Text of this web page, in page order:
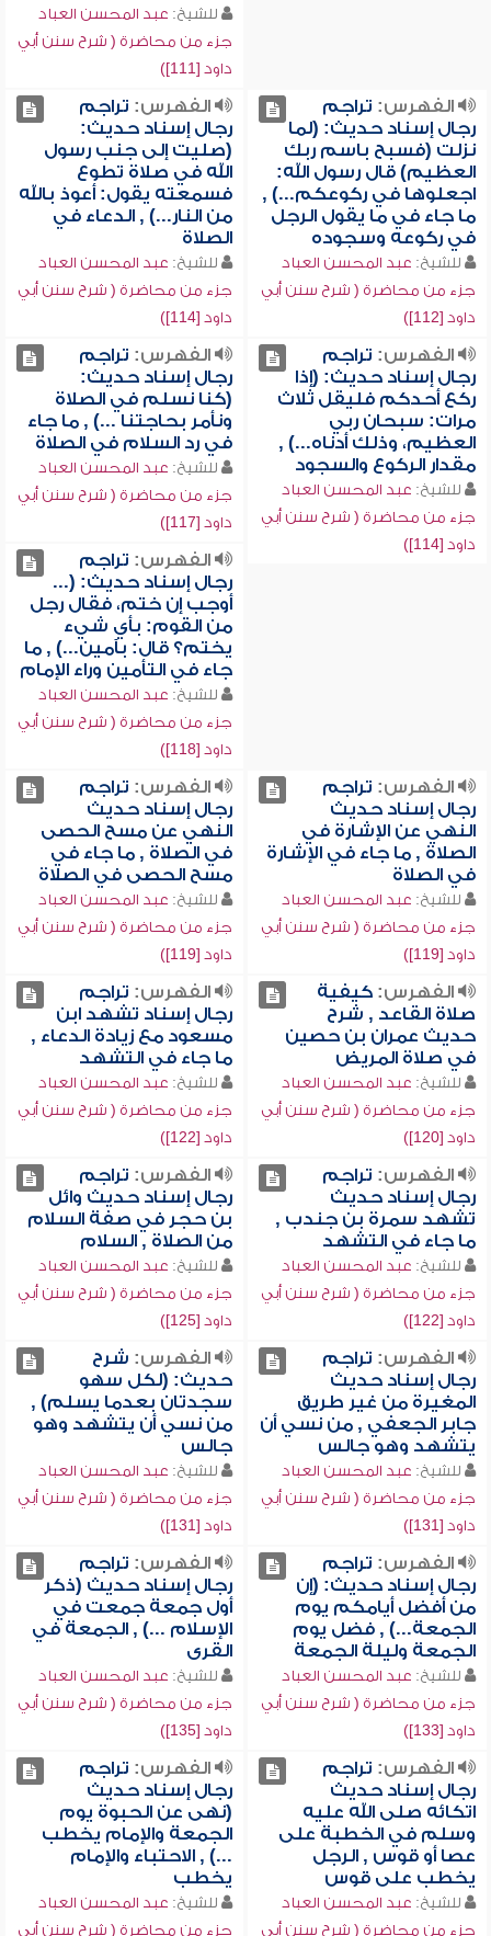
للشيخ: عبد المحسن العباد
جزء من محاضرة ( شرح سنن أبي
داود [111])
الفهرس: تراجم
رجال إسناد حديث: (لما
نزلت (فسبح باسم ربك
العظيم) قال رسول الله:
اجعلوها في ركوعكم...) ,
ما جاء في ما يقول الرجل
في ركوعه وسجوده
للشيخ: عبد المحسن العباد
جزء من محاضرة ( شرح سنن أبي
داود [112])
الفهرس: تراجم
رجال إسناد حديث:
(صليت إلى جنب رسول
الله في صلاة تطوع
فسمعته يقول: أعوذ بالله
من النار...) , الدعاء في
الصلاة
للشيخ: عبد المحسن العباد
جزء من محاضرة ( شرح سنن أبي
داود [114])
الفهرس: تراجم
رجال إسناد حديث: (إذا
ركع أحدكم فليقل ثلاث
مرات: سبحان ربي
العظيم، وذلك أدناه...) ,
مقدار الركوع والسجود
للشيخ: عبد المحسن العباد
جزء من محاضرة ( شرح سنن أبي
داود [114])
الفهرس: تراجم
رجال إسناد حديث:
(كنا نسلم في الصلاة
ونأمر بحاجتنا ...) , ما جاء
في رد السلام في الصلاة
للشيخ: عبد المحسن العباد
جزء من محاضرة ( شرح سنن أبي
داود [117])
الفهرس: تراجم
رجال إسناد حديث: (...
أوجب إن ختم، فقال رجل
من القوم: بأي شيء
يختم؟ قال: بآمين...) , ما
جاء في التأمين وراء الإمام
للشيخ: عبد المحسن العباد
جزء من محاضرة ( شرح سنن أبي
داود [118])
الفهرس: تراجم
رجال إسناد حديث
النهي عن الإشارة في
الصلاة , ما جاء في الإشارة
في الصلاة
للشيخ: عبد المحسن العباد
جزء من محاضرة ( شرح سنن أبي
داود [119])
الفهرس: تراجم
رجال إسناد حديث
النهي عن مسح الحصى
في الصلاة , ما جاء في
مسح الحصى في الصلاة
للشيخ: عبد المحسن العباد
جزء من محاضرة ( شرح سنن أبي
داود [119])
الفهرس:كيفية
صلاة القاعد , شرح
حديث عمران بن حصين
في صلاة المريض
للشيخ: عبد المحسن العباد
جزء من محاضرة ( شرح سنن أبي
داود [120])
الفهرس: تراجم
رجال إسناد تشهد ابن
مسعود مع زيادة الدعاء ,
ما جاء في التشهد
للشيخ: عبد المحسن العباد
جزء من محاضرة ( شرح سنن أبي
داود [122])
الفهرس: تراجم
رجال إسناد حديث
تشهد سمرة بن جندب ,
ما جاء في التشهد
للشيخ: عبد المحسن العباد
جزء من محاضرة ( شرح سنن أبي
داود [122])
الفهرس: تراجم
رجال إسناد حديث وائل
بن حجر في صفة السلام
من الصلاة , السلام
للشيخ: عبد المحسن العباد
جزء من محاضرة ( شرح سنن أبي
داود [125])
الفهرس: تراجم
رجال إسناد حديث
المغيرة من غير طريق
جابر الجعفي , من نسي أن
يتشهد وهو جالس
للشيخ: عبد المحسن العباد
جزء من محاضرة ( شرح سنن أبي
داود [131])
الفهرس: شرح
حديث: (لكل سهو
سجدتان بعدما يسلم) ,
من نسي أن يتشهد وهو
جالس
للشيخ: عبد المحسن العباد
جزء من محاضرة ( شرح سنن أبي
داود [131])
الفهرس: تراجم
رجال إسناد حديث: (إن
من أفضل أيامكم يوم
الجمعة...) , فضل يوم
الجمعة وليلة الجمعة
للشيخ: عبد المحسن العباد
جزء من محاضرة ( شرح سنن أبي
داود [133])
الفهرس: تراجم
رجال إسناد حديث (ذكر
أول جمعة جمعت في
الإسلام ...) , الجمعة في
القرى
للشيخ: عبد المحسن العباد
جزء من محاضرة ( شرح سنن أبي
داود [135])
الفهرس: تراجم
رجال إسناد حديث
اتكائه صلى الله عليه
وسلم في الخطبة على
عصا أو قوس , الرجل
يخطب على قوس
للشيخ: عبد المحسن العباد
جزء من محاضرة ( شرح سنن أبي
الفهرس: تراجم
رجال إسناد حديث
(نهى عن الحبوة يوم
الجمعة والإمام يخطب
...) , الاحتباء والإمام
يخطب
للشيخ: عبد المحسن العباد
جزء من محاضرة ( شرح سنن أبي